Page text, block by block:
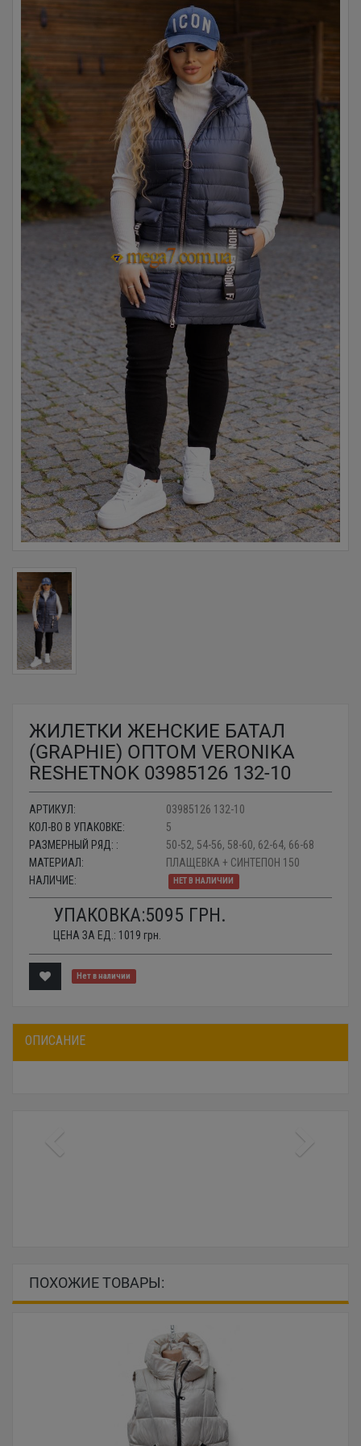
ЖИЛЕТКИ ЖЕНСКИЕ БАТАЛ
(GRAPHIE) ОПТОМ VERONIKA
RESHETNOK 03985126 132-10
АРТИКУЛ:
03985126 132-10
КОЛ-ВО В УПАКОВКЕ:
5
РАЗМЕРНЫЙ РЯД: :
50-52, 54-56, 58-60, 62-64, 66-68
МАТЕРИАЛ:
ПЛАЩЕВКА + СИНТЕПОН 150
НАЛИЧИЕ:
НЕТ В НАЛИЧИИ
УПАКОВКА:5095 ГРН.
ЦЕНА ЗА ЕД.: 1019 грн.
Нет в наличии
ОПИСАНИЕ
ПОХОЖИЕ ТОВАРЫ: